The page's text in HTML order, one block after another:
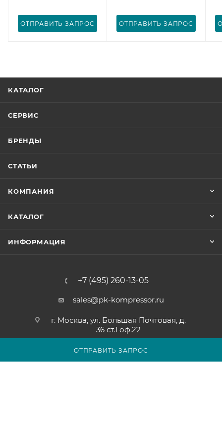
ОТПРАВИТЬ ЗАПРОС
ОТПРАВИТЬ ЗАПРОС ОТПРАВИТЬ ЗАПРОС
КАТАЛОГ
СЕРВИС
БРЕНДЫ
СТАТЬИ
КОМПАНИЯ
КАТАЛОГ
ИНФОРМАЦИЯ
+7 (495) 260-13-05
sales@pk-kompressor.ru
г. Москва, ул. Большая Почтовая, д.
36 ст.1 оф.22